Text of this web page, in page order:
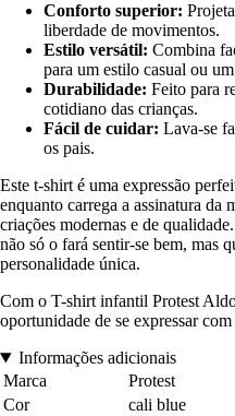
Conforto superior:
liberdade de movimentos.
Estilo versátil: Combina
para um estilo casual ou
Durabilidade: Feito para
cotidiano das crianças.
Fácil de cuidar: Lava-se
os pais.
Este t-shirt é uma expressão
enquanto carrega a assinatura da
criações modernas e de
não só o fará sentir-se bem, mas
personalidade única.
Com o T-shirt infantil Protest
oportunidade de se expressar
Informações adicionais
Marca
Protest
Cor
cali blue